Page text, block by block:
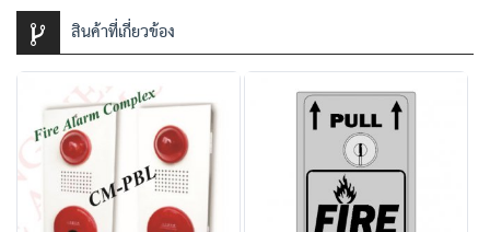
สินค้าที่เกี่ยวข้อง